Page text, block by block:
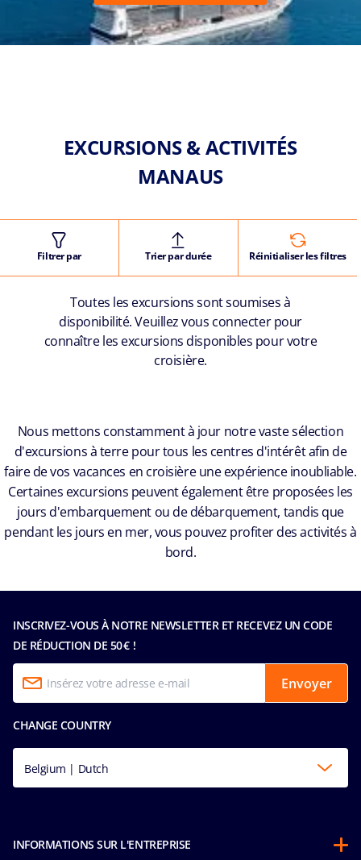
EXCURSIONS & ACTIVITÉS
MANAUS
Filtrer par Trier par durée Réinitialiser les filtres
Toutes les excursions sont soumises à
disponibilité. Veuillez vous connecter pour
connaître les excursions disponibles pour votre
croisière.
Nous mettons constamment à jour notre vaste sélection
d'excursions à terre pour tous les centres d'intérêt afin de
faire de vos vacances en croisière une expérience inoubliable.
Certaines excursions peuvent également être proposées les
jours d'embarquement ou de débarquement, tandis que
pendant les jours en mer, vous pouvez profiter des activités à
bord.
INSCRIVEZ-VOUS À NOTRE NEWSLETTER ET RECEVEZ UN CODE
DE RÉDUCTION DE 50 € !
Envoyer
CHANGE COUNTRY
Belgium | Dutch
INFORMATIONS SUR L'ENTREPRISE